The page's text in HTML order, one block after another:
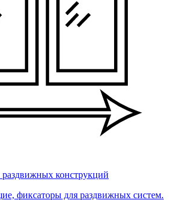
конструкций
фиксаторы для раздвижных систем.